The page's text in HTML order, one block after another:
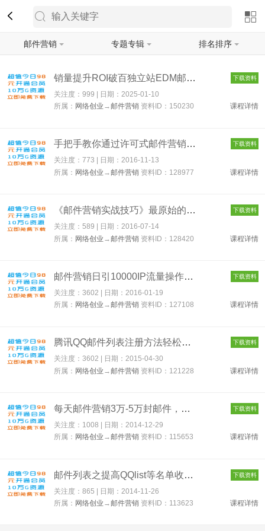
邮件营销 专题专辑 排名排序
销量提升ROI破百独立站EDM邮件营销攻略，如何通过邮件营销每年获... 下载资料
关注度：999 | 日期： 2025-01-10
所属： 网络创业 →邮件营销 资料ID：150230 课程详情
手把手教你通过许可式邮件营销推广你的商品讲座价值299元 128977... 下载资料
关注度：773 | 日期：2016-11-13
所属： 网络创业 →邮件营销 资料ID：128977 课程详情
《邮件营销实战技巧》最原始的邮件引流教程共1集 128420 下载资料
关注度：589 | 日期：2016-07-14
所属： 网络创业 →邮件营销 资料ID：128420 课程详情
邮件营销日引10000IP流量操作项目低调500元（超级学院） 127108 下载资料
关注度：3602 | 日期： 2016-01-19
所属： 网络创业 →邮件营销 资料ID：127108 课程详情
腾讯QQ邮件列表注册方法轻松使用腾讯数据库营销神器 121228 下载资料
关注度：3602 | 日期：2015-04-30
所属： 网络创业 →邮件营销 资料ID：121228 课程详情
每天邮件营销3万-5万封邮件，实战月入万元，附带工具 115653 下载资料
关注度：1008 | 日期：2014-12-29
所属： 网络创业 →邮件营销 资料ID：115653 课程详情
邮件列表之提高QQlist等名单收集页转化率2课 113623 下载资料
关注度：865 | 日期： 2014-11-26
所属： 网络创业 →邮件营销 资料ID：113623 课程详情